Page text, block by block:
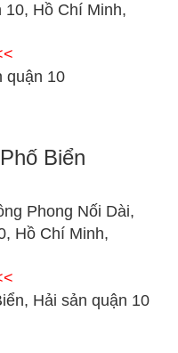
Hồ Chí Minh,
quận 10
Biển
Phong Nối Dài,
Hồ Chí Minh,
Hải sản quận 10